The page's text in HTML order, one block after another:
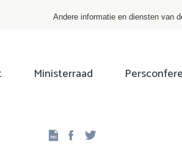
Andere informatie en diensten van
Ministerraad
Facebook